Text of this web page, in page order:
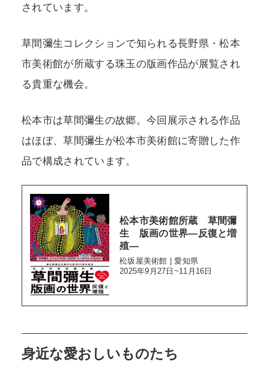
されています。
草間彌生コレクションで知られる長野県・松本
市美術館が所蔵する珠玉の版画作品が展覧され
る貴重な機会。
松本市は草間彌生の故郷。今回展示される作品
はほぼ、草間彌生が松本市美術館に寄贈した作
品で構成されています。
松本市美術館所蔵 草間彌
生 版画の世界―反復と増
殖―
松坂屋美術館 | 愛知県
2025年9月27日~11月16日
身近な愛おしいものたち